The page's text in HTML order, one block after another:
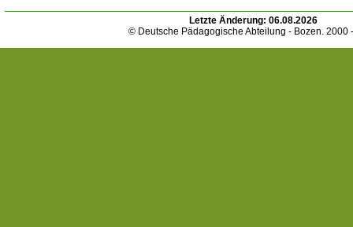
Letzte Änderung: 06.08.2026
© Deutsche Pädagogische Abteilung - Bozen. 2000